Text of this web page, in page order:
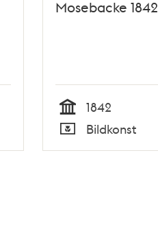
Mosebacke 1842
Tid
1842
Typ
Bildkonst